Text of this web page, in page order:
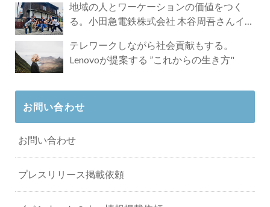
地域の人とワーケーションの価値をつく
る。小田急電鉄株式会社 木谷周吾さんイン
テレワークしながら社会貢献もする。
Lenovoが提案する ”これからの生き方"
お問い合わせ
お問い合わせ
プレスリリース掲載依頼